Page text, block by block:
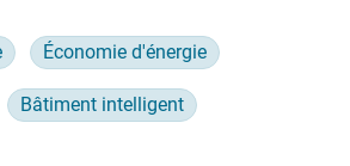
Économie d'énergie
Bâtiment intelligent